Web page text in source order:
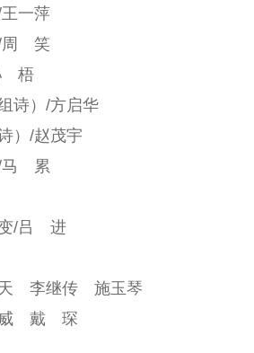
一萍
笑
梧
）/方启华
/赵茂宇
累
/吕 进
李继传 施玉琴
戴 琛